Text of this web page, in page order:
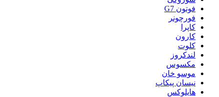
فوتون G7
فورچونر
کاپرا
کارون
کلوت
لندکروز
مکسوس
موسو خان
نیسان پیکاپ
هایلوکس